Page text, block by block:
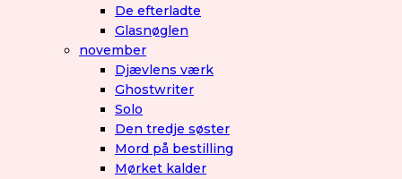
De efterladte
Glasnøglen
november
Djævlens værk
Ghostwriter
Solo
Den tredje søster
Mord på bestilling
Mørket kalder